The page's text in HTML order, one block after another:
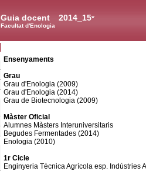
2014_15
Guia docent
Facultat d'Enologia
Ensenyaments
Grau
Grau d'Enologia (2009)
Grau d'Enologia (2014)
Grau de Biotecnologia (2009)
Màster Oficial
Alumnes Màsters Interuniversitaris
Begudes Fermentades (2014)
Enologia (2010)
1r Cicle
Enginyeria Tècnica Agrícola esp. Indústries